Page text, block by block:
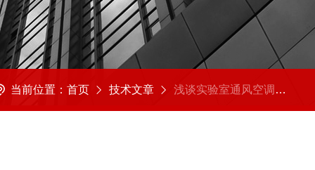
当前位置： 首页 技术文章 浅谈实验室通风空调系统设计